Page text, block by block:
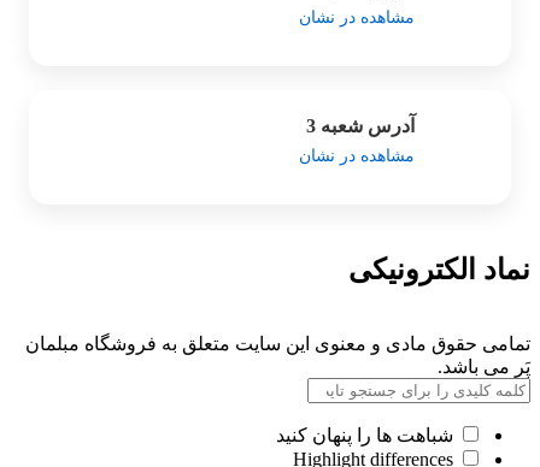
مشاهده در نشان
آدرس شعبه 3
مشاهده در نشان
نماد الکترونیکی
تمامی حقوق مادی و معنوی این سایت متعلق به فروشگاه مبلمان
پَر می باشد.
شباهت ها را پنهان کنید